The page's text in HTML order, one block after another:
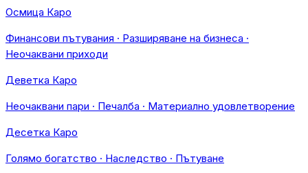
Осмица Каро
Финансови пътувания · Разширяване на бизнеса ·
Неочаквани приходи
Деветка Каро
Неочаквани пари · Печалба · Материално удовлетворение
Десетка Каро
Голямо богатство · Наследство · Пътуване